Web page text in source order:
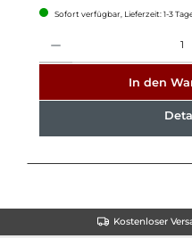
Sofort verfügbar, Lieferzeit: 1-3
In den
Kostenloser